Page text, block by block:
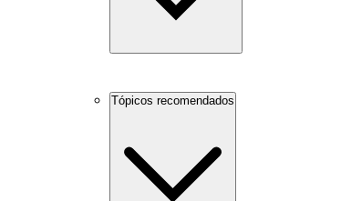
Tópicos recomendados